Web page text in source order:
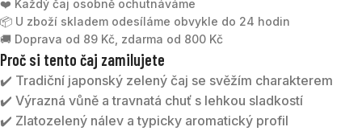
❤️ Každý čaj osobně ochutnáváme
📦 U zboží skladem odesíláme obvykle do 24 hodin
🚚 Doprava od 89 Kč, zdarma od 800 Kč
Proč si tento čaj zamilujete
✔️ Tradiční japonský zelený čaj se svěžím charakterem
✔️ Výrazná vůně a travnatá chuť s lehkou sladkostí
✔️ Zlatozelený nálev a typicky aromatický profil